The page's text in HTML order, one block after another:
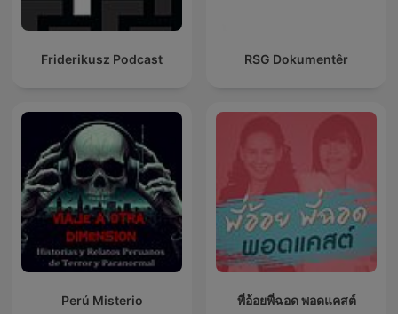
Friderikusz Podcast RSG Dokumentêr
Perú Misterio พี่อ้อยพี่ฉอด พอดแคสต์